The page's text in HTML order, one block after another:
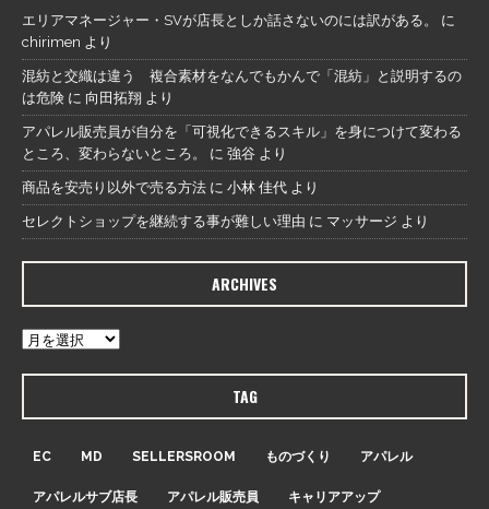
エリアマネージャー・SVが店長としか話さないのには訳がある。
に
chirimen より
混紡と交織は違う 複合素材をなんでもかんで「混紡」と説明するの
は危険 に 向田拓翔 より
アパレル販売員が自分を「可視化できるスキル」を身につけて変わる
ところ、変わらないところ。
に 強谷 より
商品を安売り以外で売る方法 に 小林 佳代 より
セレクトショップを継続する事が難しい理由 に マッサージ より
ARCHIVES
TAG
EC MD SELLERSROOM ものづくり アパレル
アパレルサブ店長 アパレル販売員 キャリアアップ